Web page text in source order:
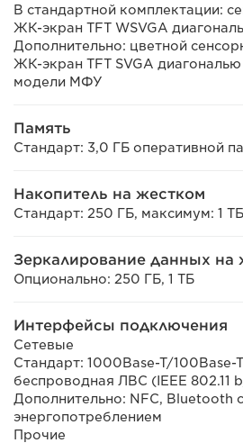
В стандартной комплектации:
ЖК-экран TFT WSVGA
Дополнительно: цветной
ЖК-экран TFT SVGA
модели МФУ
Память
Стандарт: 3,0 ГБ оперативной
Накопитель на жестком
Стандарт: 250 ГБ, максимум: 1 ТБ
Зеркалирование данных на
Опционально: 250 ГБ, 1 ТБ
Интерфейсы подключения
Сетевые
Стандарт: 1000Base-T/100Base-
беспроводная ЛВС (IEEE 802.11
Дополнительно: NFC, Bluetooth
энергопотреблением
Прочие